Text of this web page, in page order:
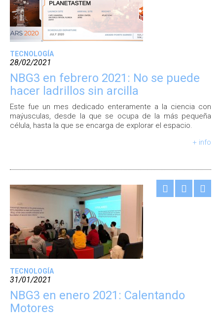
TECNOLOGÍA
28/02/2021
NBG3 en febrero 2021: No se puede
hacer ladrillos sin arcilla
Este fue un mes dedicado enteramente a la ciencia con
maýusculas, desde la que se ocupa de la más pequeña
célula, hasta la que se encarga de explorar el espacio.
+ info
TECNOLOGÍA
31/01/2021
NBG3 en enero 2021: Calentando
Motores